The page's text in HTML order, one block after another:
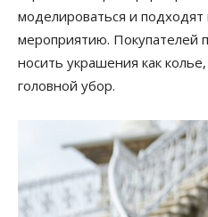
моделироваться и
мероприятию. Покупателей
носить украшения как
головной убор.